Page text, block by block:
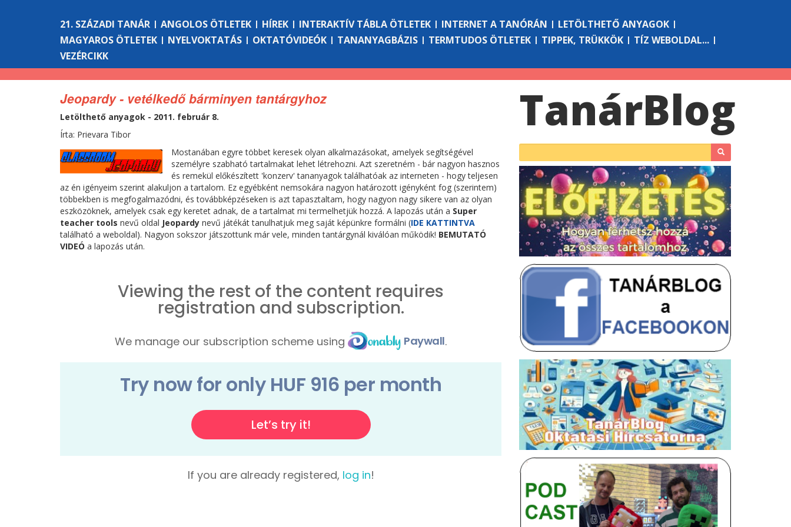
21. SZÁZADI TANÁR ANGOLOS ÖTLETEK HÍREK INTERAKTÍV TÁBLA ÖTLETEK INTERNET A TANÓRÁN
LETÖLTHETŐ ANYAGOK
MAGYAROS ÖTLETEK
NYELVOKTATÁS OKTATÓVIDEÓK TANANYAGBÁZIS TERMTUDOS ÖTLETEK TIPPEK, TRÜKKÖK
TÍZ WEBOLDAL...
VEZÉRCIKK
Jeopardy - vetélkedő bárminyen tantárgyhoz
Letölthető anyagok - 2011. február 8.
Írta: Prievara Tibor
Mostanában egyre többet keresek olyan alkalmazásokat, amelyek segítségével
személyre szabható tartalmakat lehet létrehozni. Azt szeretném - bár nagyon hasznos
és remekül előkészített 'konzerv' tananyagok találhatóak az interneten - hogy teljesen
az én igényeim szerint alakuljon a tartalom. Ez egyébként nemsokára nagyon határozott igényként fog (szerintem)
többekben is megfogalmazódni, és továbbképzéseken is azt tapasztaltam, hogy nagyon nagy sikere van az olyan
eszközöknek, amelyek csak egy keretet adnak, de a tartalmat mi termelhetjük hozzá. A lapozás után a Super
teacher tools nevű oldal Jeopardy nevű játékát tanulhatjuk meg saját képünkre formálni (IDE KATTINTVA
található a weboldal). Nagyon sokszor játszottunk már vele, minden tantárgynál kiválóan működik! BEMUTATÓ
VIDEÓ a lapozás után.
TanárBlog